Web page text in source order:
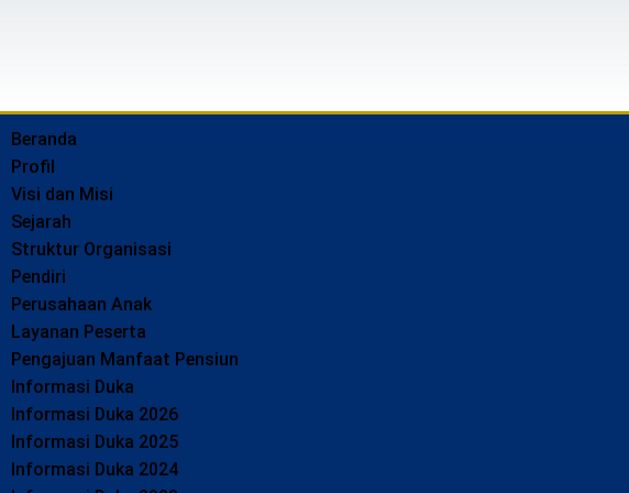
Beranda
Profil
Visi dan Misi
Sejarah
Struktur Organisasi
Pendiri
Perusahaan Anak
Layanan Peserta
Pengajuan Manfaat Pensiun
Informasi Duka
Informasi Duka 2026
Informasi Duka 2025
Informasi Duka 2024